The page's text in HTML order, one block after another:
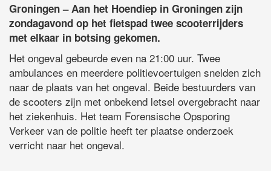
Groningen – Aan het Hoendiep in Groningen zijn
zondagavond op het fietspad twee scooterrijders
met elkaar in botsing gekomen.
Het ongeval gebeurde even na 21:00 uur. Twee
ambulances en meerdere politievoertuigen snelden zich
naar de plaats van het ongeval. Beide bestuurders van
de scooters zijn met onbekend letsel overgebracht naar
het ziekenhuis. Het team Forensische Opsporing
Verkeer van de politie heeft ter plaatse onderzoek
verricht naar het ongeval.